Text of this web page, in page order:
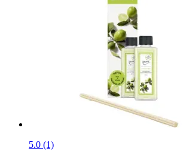
5.0 (1)